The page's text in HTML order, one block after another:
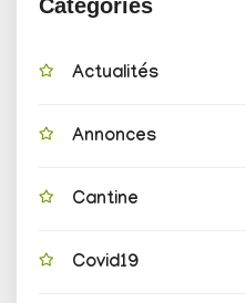
Catégories
Actualités
Annonces
Cantine
Covid19